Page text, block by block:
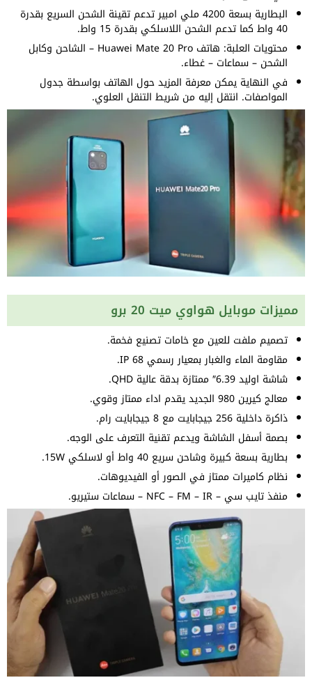
البطارية بسعة 4200 ملي امبير تدعم تقينة الشحن السريع بقدرة
40 واط كما تدعم الشحن اللاسلكي بقدرة 15 واط.
محتويات العلبة: هاتف Huawei Mate 20 Pro – الشاحن وكابل
الشحن – سماعات – غطاء.
في النهاية يمكن معرفة المزيد حول الهاتف بواسطة جدول
المواصفات. انتقل إليه من شريط التنقل العلوي.
مميزات موبايل هواوي ميت 20 برو
تصميم ملفت للعين مع خامات تصنيع فخمة.
مقاومة الماء والغبار بمعيار رسمي IP 68.
شاشة اوليد 6.39″ ممتازة بدقة عالية QHD.
معالج كيرين 980 الجديد يقدم اداء ممتاز وقوي.
ذاكرة داخلية 256 جيجابايت مع 8 جيجابايت رام.
بصمة أسفل الشاشة ويدعم تقنية التعرف على الوجه.
بطارية بسعة كبيرة وشاحن سريع 40 واط أو لاسلكي 15W.
نظام كاميرات ممتاز في الصور أو الفيديوهات.
منفذ تايب سي – NFC – FM – IR – سماعات ستيريو.